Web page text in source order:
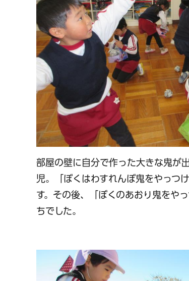
部屋の壁に自分で作った大きな鬼が
児。「ぼくはわすれんぼ鬼をやっつ
す。その後、「ぼくのあおり鬼をや
ちでした。